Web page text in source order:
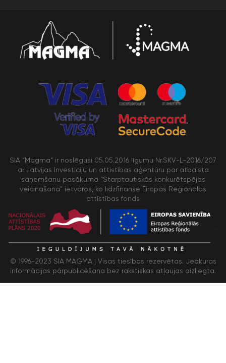
SIA “Magma” ir noslēgusi 05.05.2016 līgumu Nr.SKV-L-2016/207
ar Latvijas Investīciju un attīstības aģentūru par atbalsta
saņemšanu pasākuma “Starptautiskās konkurētspējas
veicināšana” ietvaros, ko līdzfinansē Eiropas Reģionālās
attīstības fonds
© 1996-2023 SIA MAGMA | Visas tiesības rezervētas. Jebkuras
informācijas pārpublicēšana bez rakstiskas atļaujas aizliegta.